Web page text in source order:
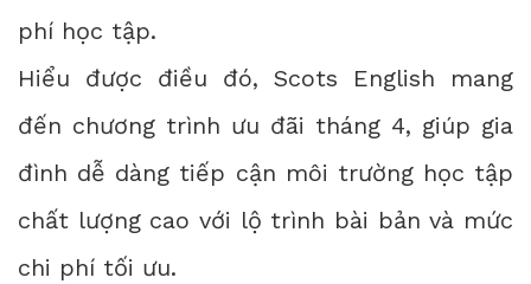
phí học tập.
Hiểu được điều đó, Scots English mang
đến chương trình ưu đãi tháng 4, giúp gia
đình dễ dàng tiếp cận môi trường học tập
chất lượng cao với lộ trình bài bản và mức
chi phí tối ưu.